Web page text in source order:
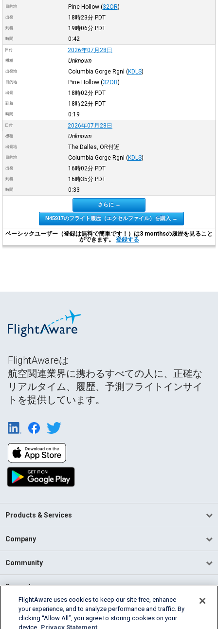
目的地 Pine Hollow (32OR)
出発 18時23分 PDT
到着 19時06分 PDT
時間 0:42
日付 2026年07月28日
機種 Unknown
出発地 Columbia Gorge Rgnl (KDLS)
目的地 Pine Hollow (32OR)
出発 18時02分 PDT
到着 18時22分 PDT
時間 0:19
日付 2026年07月28日
機種 Unknown
出発地 The Dalles, OR付近
目的地 Columbia Gorge Rgnl (KDLS)
出発 16時02分 PDT
到着 16時35分 PDT
時間 0:33
さらに →
N45917のフライト履歴（エクセルファイル）を購入 →
ベーシックユーザー（登録は無料で簡単です！）は3 monthsの履歴を見ること
ができます。 登録する
FlightAwareは
航空関連業界に携わるすべての人に、正確な
リアルタイム、履歴、予測フライトインサイ
トを提供しています。
Products & Services
Company
Community
Support
English (USA)
2026 FlightAware
FlightAware uses cookies to keep our site free, enhance
your experience, and to analyze performance and traffic. By
clicking “Allow All”, you agree to storing cookies on your
device. Privacy Statement